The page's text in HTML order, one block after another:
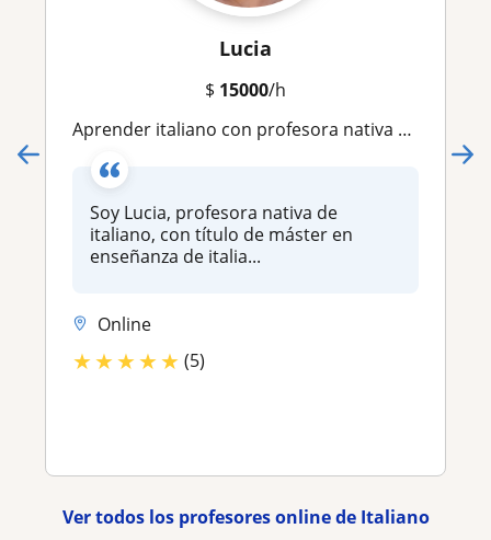
Lucia
$ 15000/h
Aprender italiano con profesora nativa y con experiencia
Soy Lucia, profesora nativa de
italiano, con título de máster en
enseñanza de italia...
Online
★★★★★ (5)
Ver todos los profesores online de Italiano